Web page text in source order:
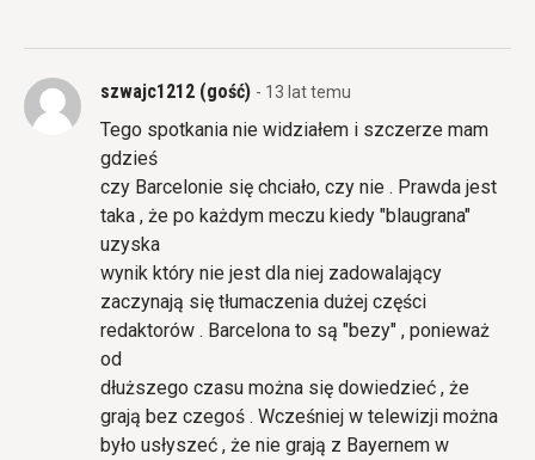
szwajc1212 (gość) - 13 lat temu
Tego spotkania nie widziałem i szczerze mam
gdzieś
czy Barcelonie się chciało, czy nie . Prawda jest
taka , że po każdym meczu kiedy "blaugrana"
uzyska
wynik który nie jest dla niej zadowalający
zaczynają się tłumaczenia dużej części
redaktorów . Barcelona to są "bezy" , ponieważ
od
dłuższego czasu można się dowiedzieć , że
grają bez czegoś . Wcześniej w telewizji można
było usłyszeć , że nie grają z Bayernem w